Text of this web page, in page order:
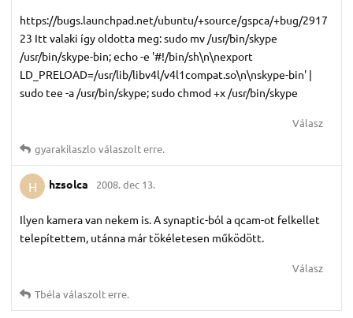
https://bugs.launchpad.net/ubuntu/+source/gspca/+bug/2917
23 Itt valaki így oldotta meg: sudo mv /usr/bin/skype
/usr/bin/skype-bin; echo -e '#!/bin/sh\n\nexport
LD_PRELOAD=/usr/lib/libv4l/v4l1compat.so\n\nskype-bin' |
sudo tee -a /usr/bin/skype; sudo chmod +x /usr/bin/skype
Válasz
gyarakilaszlo válaszolt erre.
H hzsolca 2008. dec 13.
Ilyen kamera van nekem is. A synaptic-ból a qcam-ot felkellet
telepítettem, utánna már tökéletesen működött.
Válasz
Tbéla válaszolt erre.